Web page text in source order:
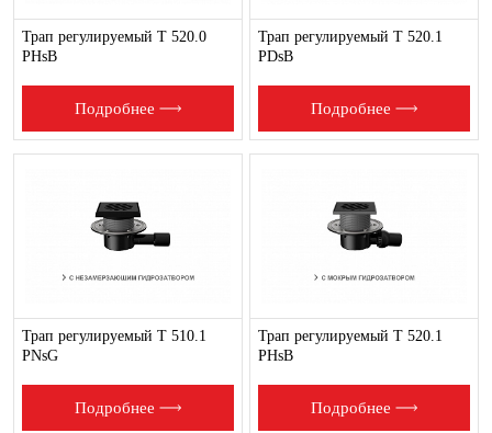
Трап регулируемый T 520.0
PHsB
Подробнее
Трап регулируемый T 520.1
PDsB
Подробнее
Трап регулируемый T 510.1
PNsG
Подробнее
Трап регулируемый T 520.1
PHsB
Подробнее